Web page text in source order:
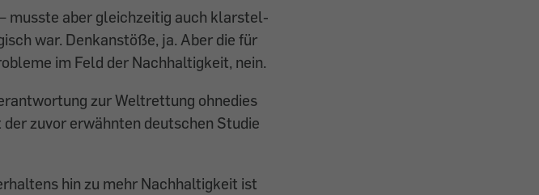
musste aber gleichzeitig auch klarstel­
war. Denkanstöße, ja. Aber die für
im Feld der Nachhaltigkeit, nein.
zur Weltrettung ohnedies
zuvor erwähnten deutschen Studie
hin zu mehr Nachhaltigkeit ist